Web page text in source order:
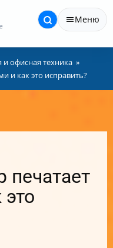
Меню
офисная техника
и как это исправить?
печатает